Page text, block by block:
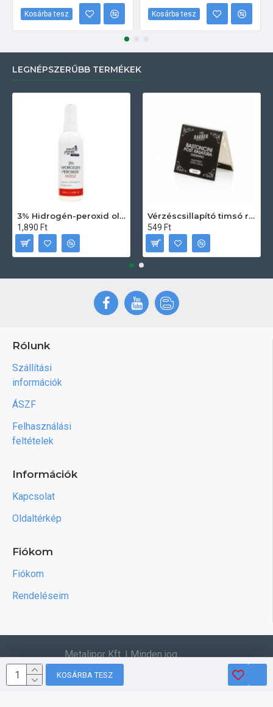
KOSÁRBA TESZ
Kosárba tesz Kosárba tesz
LEGNÉPSZERŰBB TERMÉKEK
3% Hidrogén-peroxid oldat (sebfertőtlenítő) 100ml
1,890 Ft
Vérzéscsillapító timsó rúd 20db
549 Ft
Rólunk
Szállítási
információk
ÁSZF
Felhasználási
feltételek
Információk
Kapcsolat
Oldaltérkép
Fiókom
Fiókom
Rendeléseim
Metalipor Kft. | Minden jog
fenntartva.